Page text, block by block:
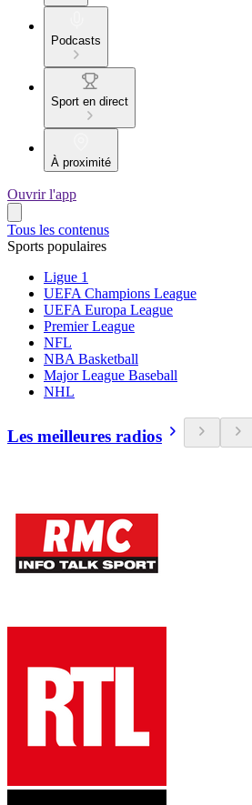
Podcasts
Sport en direct
À proximité
Ouvrir l'app
Tous les contenus
Sports populaires
Ligue 1
UEFA Champions League
UEFA Europa League
Premier League
NFL
NBA Basketball
Major League Baseball
NHL
Les meilleures radios